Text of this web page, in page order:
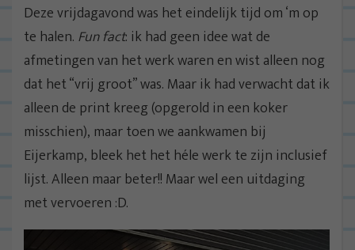
Deze vrijdagavond was het eindelijk tijd om ‘m op
te halen. Fun fact: ik had geen idee wat de
afmetingen van het werk waren en wist alleen nog
dat het “vrij groot” was. Maar ik had verwacht dat ik
alleen de print kreeg (opgerold in een koker
misschien), maar toen we aankwamen bij
Eijerkamp, bleek het het héle werk te zijn inclusief
lijst. Alleen maar beter!! Maar wel een uitdaging
met vervoeren :D.